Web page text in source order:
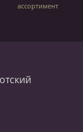
ассортимент